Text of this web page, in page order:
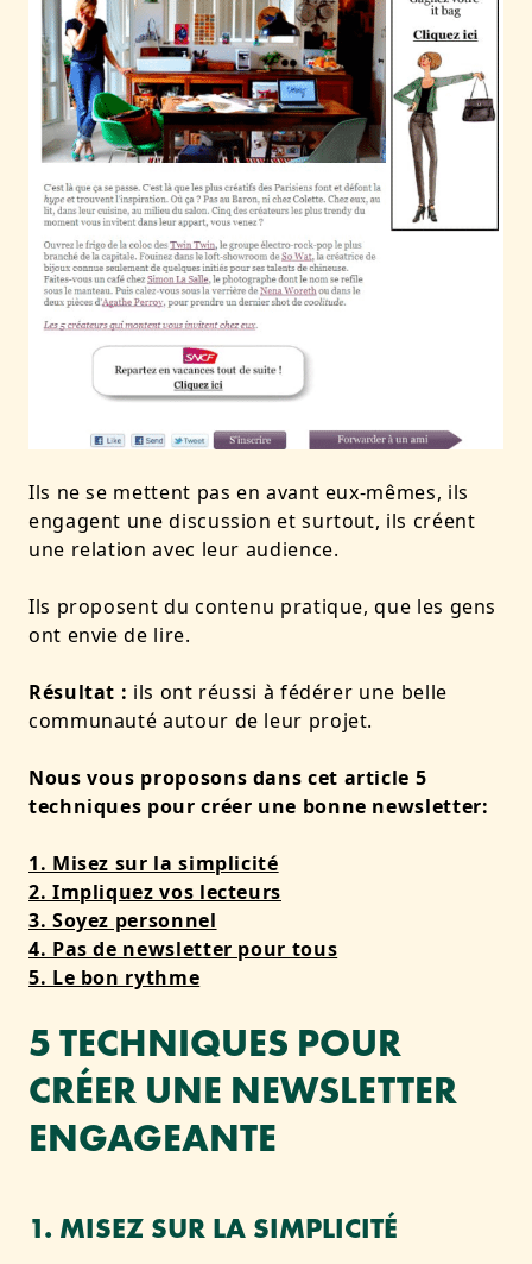
Ils ne se mettent pas en avant eux-mêmes, ils
engagent une discussion et surtout, ils créent
une relation avec leur audience.
Ils proposent du contenu pratique, que les gens
ont envie de lire.
Résultat : ils ont réussi à fédérer une belle
communauté autour de leur projet.
Nous vous proposons dans cet article 5
techniques pour créer une bonne newsletter:
1. Misez sur la simplicité
2. Impliquez vos lecteurs
3. Soyez personnel
4. Pas de newsletter pour tous
5. Le bon rythme
5 TECHNIQUES POUR
CRÉER UNE NEWSLETTER
ENGAGEANTE
1. MISEZ SUR LA SIMPLICITÉ